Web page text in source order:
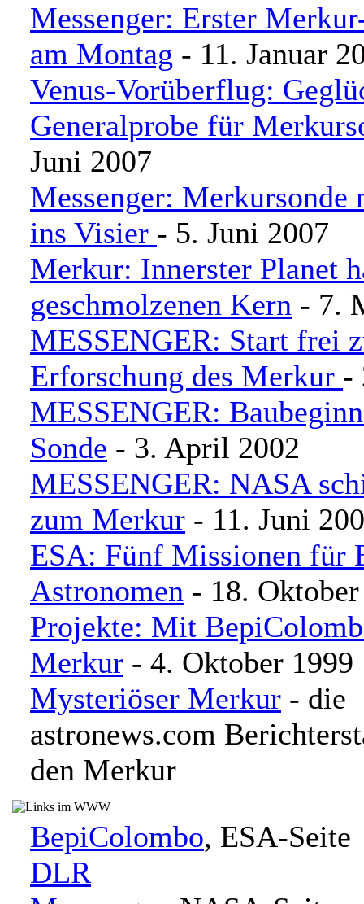
Messenger: Erster
am Montag - 11. Januar
Venus-Vorüberflug:
Generalprobe für
Juni 2007
Messenger: Merkursonde
ins Visier - 5. Juni 2007
Merkur: Innerster Planet
geschmolzenen Kern - 7.
MESSENGER: Start frei
Erforschung des Merkur -
MESSENGER:
Sonde - 3. April 2002
MESSENGER: NASA
zum Merkur - 11. Juni
ESA: Fünf Missionen für
Astronomen - 18.
Projekte: Mit
Merkur - 4. Oktober 1999
Mysteriöser Merkur - die
astronews.com
den Merkur
BepiColombo, ESA-Seite
DLR